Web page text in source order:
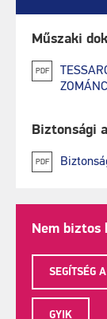
Műszaki
PDF
Biztonsági
PDF
Nem biztos
SEGÍTSÉG
GYIK